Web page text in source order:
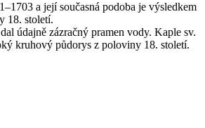
a její současná podoba je výsledkem
18. století.
údajně zázračný pramen vody. Kaple sv.
kruhový půdorys z poloviny 18. století.